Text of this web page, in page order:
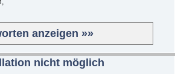
anzeigen »»
nicht möglich